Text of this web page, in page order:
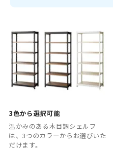
3色から選択可能
温かみのある木目調シェルフ
は、3つのカラーからお選びいた
だけます。